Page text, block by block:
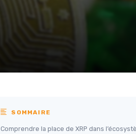
SOMMAIRE
Comprendre la place de XRP dans